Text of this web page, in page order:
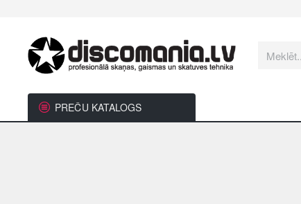
Meklēt...
PREČU KATALOGS